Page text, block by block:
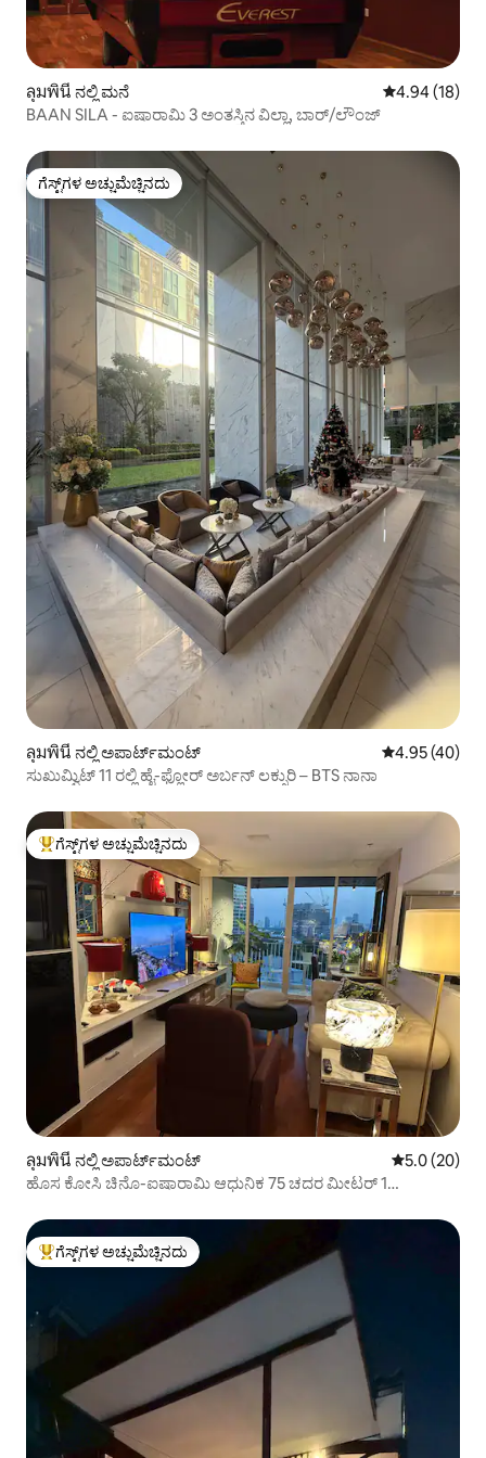
ลุมพินี ನಲ್ಲಿ ಮನೆ 5 ರಲ್ಲಿ 4.94
4.94 (18)
BAAN SILA - ಐಷಾರಾಮಿ 3 ಅಂತಸ್ತಿನ ವಿಲ್ಲಾ, ಬಾರ್/ಲೌಂಜ್
ಗೆಸ್ಟ್‌ಗಳ ಅಚ್ಚುಮೆಚ್ಚಿನದು
ಗೆಸ್ಟ್‌ಗಳ ಅಚ್ಚುಮೆಚ್ಚಿನದು
ลุมพินี ನಲ್ಲಿ ಅಪಾರ್ಟ್‌ಮಂಟ್ 5 ರಲ್ಲಿ 4.95
4.95 (40)
ಸುಖುಮ್ವಿಟ್ 11 ರಲ್ಲಿ ಹೈ-ಫ್ಲೋರ್ ಅರ್ಬನ್ ಲಕ್ಸುರಿ – BTS ನಾನಾ
ಗೆಸ್ಟ್‌ಗಳಿಗೆ ಅತಿ ಹೆಚ್ಚು ಅಚ್ಚುಮೆಚ್ಚಿನದು
ಗೆಸ್ಟ್‌ಗಳ ಅಚ್ಚುಮೆಚ್ಚಿನದು
ลุมพินี ನಲ್ಲಿ ಅಪಾರ್ಟ್‌ಮಂಟ್ 5 ರಲ್ಲಿ 5.0
5.0 (20)
ಹೊಸ ಕೋಸಿ ಚಿನೊ-ಐಷಾರಾಮಿ ಆಧುನಿಕ 75 ಚದರ ಮೀಟರ್ 1
ಗೆಸ್ಟ್‌ಗಳಿಗೆ ಅತಿ ಹೆಚ್ಚು ಅಚ್ಚುಮೆಚ್ಚಿನದು
ಗೆಸ್ಟ್‌ಗಳ ಅಚ್ಚುಮೆಚ್ಚಿನದು